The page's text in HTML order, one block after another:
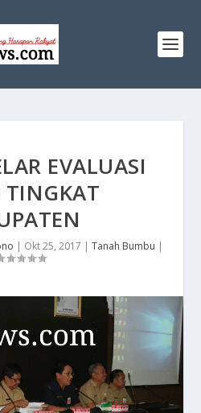
EVALUASI
TINGKAT
| Okt 25, 2017 | Tanah Bumbu |